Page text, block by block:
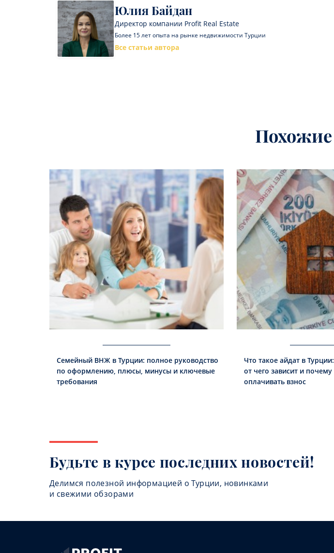
Юлия Байдан
Директор компании Profit Real Estate
Более 15 лет опыта на рынке недвижимости Турции
Все статьи автора
Похожие
Семейный ВНЖ в Турции: полное руководство
по оформлению, плюсы, минусы и ключевые
требования
Что такое айдат в
от чего зависит и
оплачивать взнос
Будьте в курсе последних новостей!
Делимся полезной информацией о Турции, новинками
и свежими обзорами